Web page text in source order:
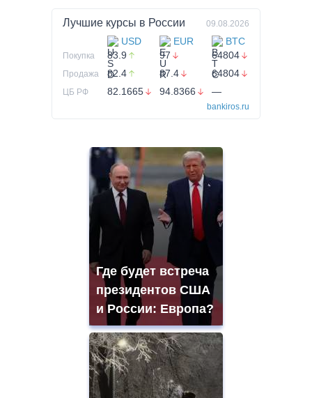
Лучшие курсы в России 09.08.2026
USD EUR BTC
Покупка 83.9 97 64804
Продажа 82.4 87.4 64804
ЦБ РФ 82.1665 94.8366 —
bankiros.ru
Где будет встреча
президентов США
и России: Европа?